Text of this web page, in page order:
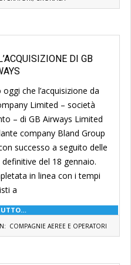
DI GB
che l’acquisizione da
Limited – società
– di GB Airways Limited
company Bland Group
successo a seguito delle
del 18 gennaio.
in linea con i tempi
a
COMPAGNIE AEREE E OPERATORI